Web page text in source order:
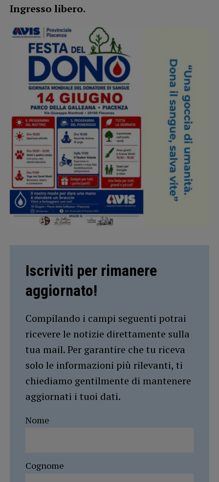
Ingresso libero.
Iscriviti per rimanere
aggiornato!
Compilando i campi seguenti potrai
ricevere le notizie direttamente sulla
tua mail. Per garantire che tu riceva
solo le informazioni più rilevanti, ti
chiediamo gentilmente di mantenere
aggiornati i tuoi dati.
Nome
Cognome